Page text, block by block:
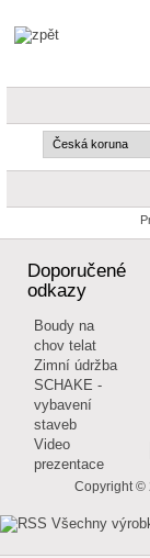
Doporučené
odkazy
Boudy na
chov telat
Zimní údržba
SCHAKE -
vybavení
staveb
Video
prezentace
Copyright ©